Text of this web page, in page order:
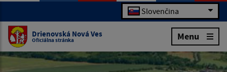
Slovenčina
Drienovská Nová Ves
Oficiálna stránka Menu